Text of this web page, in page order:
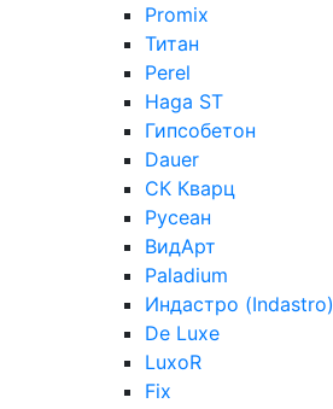
Promix
Титан
Perel
Haga ST
Гипсобетон
Dauer
СК Кварц
Русеан
ВидАрт
Paladium
Индастро (Indastro)
De Luxe
LuxoR
Fix